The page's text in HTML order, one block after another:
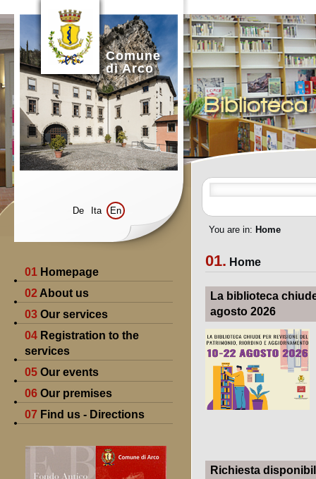
Comune
di Arco
De Ita
En
You are in: Home
01 Homepage
02 About us
03 Our services
04 Registration to the
services
05 Our events
06 Our premises
07 Find us - Directions
01. Home
La biblioteca
agosto 2026
Richiesta